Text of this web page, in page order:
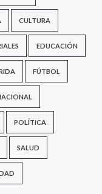
CULTURA
EDUCACIÓN
FÚTBOL
POLÍTICA
SALUD